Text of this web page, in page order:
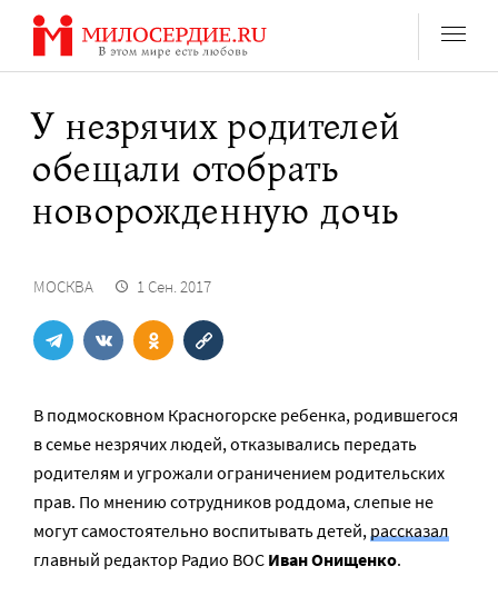
Перейти
содержанию
У незрячих родителей
обещали отобрать
новорожденную дочь
МОСКВА 1 Сен. 2017
В подмосковном Красногорске ребенка, родившегося
в семье незрячих людей, отказывались передать
родителям и угрожали ограничением родительских
прав. По мнению сотрудников роддома, слепые не
могут самостоятельно воспитывать детей,рассказал
главный редактор Радио ВОС Иван Онищенко.